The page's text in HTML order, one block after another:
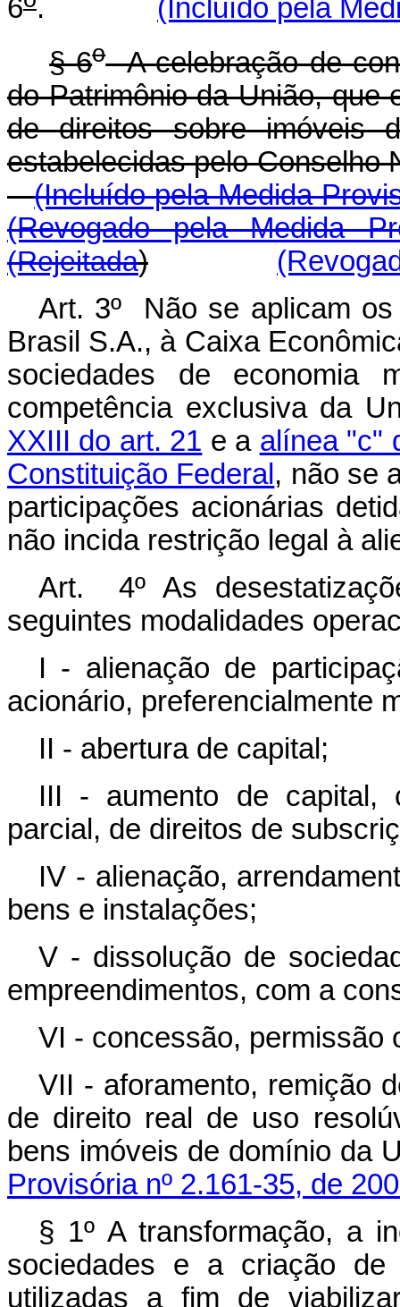
6 .
(Incluído pela
§ 6oA celebração de
do Patrimônio da União, que
de direitos sobre imóveis
estabelecidas pelo
(Incluído pela Medida
(Revogado pela Medida
(Rejeitada)
Art. 3º Não se aplicam
Brasil S.A., à Caixa
sociedades de economia
competência exclusiva da
XXIII do art. 21 e a alínea "c"
Constituição Federal, não se
participações acionárias
não incida restrição legal à
Art. 4º As
seguintes modalidades
I - alienação de
acionário, preferencialmente
II - abertura de capital;
III - aumento de capital,
parcial, de direitos de
IV - alienação,
bens e instalações;
V - dissolução de
empreendimentos, com a
VI - concessão, permissão
VII - aforamento, remição
de direito real de uso
bens imóveis de domínio da
Provisória nº 2.161-35, de
§ 1º A transformação, a
sociedades e a criação de
utilizadas a fim de